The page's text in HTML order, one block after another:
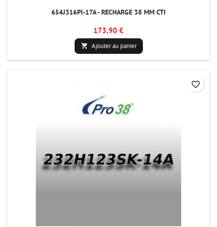
654J316PI-17A - RECHARGE 38 MM CTI
173,90 €
 Ajouter au panier
favorite_border